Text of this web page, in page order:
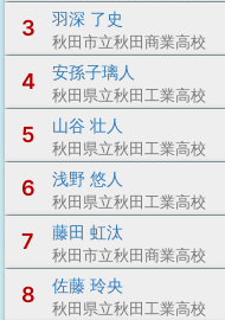
3 羽深 了史
秋田市立秋田商業高校
4 安孫子璃人
秋田県立秋田工業高校
5 山谷 壮人
秋田県立秋田工業高校
6 浅野 悠人
秋田県立秋田工業高校
7 藤田 虹汰
秋田市立秋田商業高校
8 佐藤 玲央
秋田県立秋田工業高校